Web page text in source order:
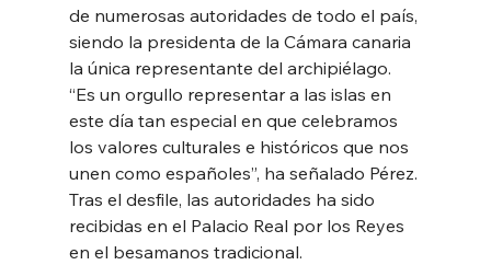
de numerosas autoridades de todo el país,
siendo la presidenta de la Cámara canaria
la única representante del archipiélago.
“Es un orgullo representar a las islas en
este día tan especial en que celebramos
los valores culturales e históricos que nos
unen como españoles”, ha señalado Pérez.
Tras el desfile, las autoridades ha sido
recibidas en el Palacio Real por los Reyes
en el besamanos tradicional.